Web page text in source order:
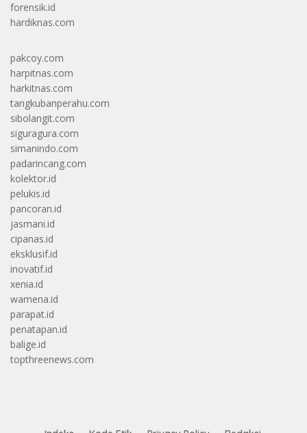
forensik.id
hardiknas.com
pakcoy.com
harpitnas.com
harkitnas.com
tangkubanperahu.com
sibolangit.com
siguragura.com
simanindo.com
padarincang.com
kolektor.id
pelukis.id
pancoran.id
jasmani.id
cipanas.id
eksklusif.id
inovatif.id
xenia.id
wamena.id
parapat.id
penatapan.id
balige.id
topthreenews.com